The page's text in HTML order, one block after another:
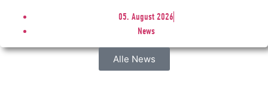
05. August 2026
News
Alle News